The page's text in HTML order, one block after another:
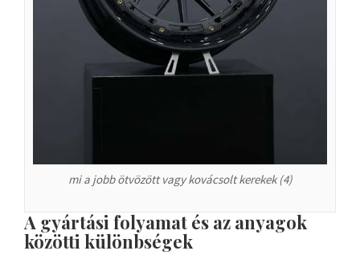
mi a jobb ötvözött vagy kovácsolt kerekek (4)
A gyártási folyamat és az anyagok
közötti különbségek
Deutsch (Schweiz, Du)
Deutsch (Österreich)
Español de Chile
Español de Costa Rica
Español de Puerto Rico
Español de México